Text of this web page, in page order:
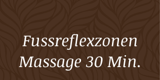
Fussreflexzonen
Massage 30 Min.